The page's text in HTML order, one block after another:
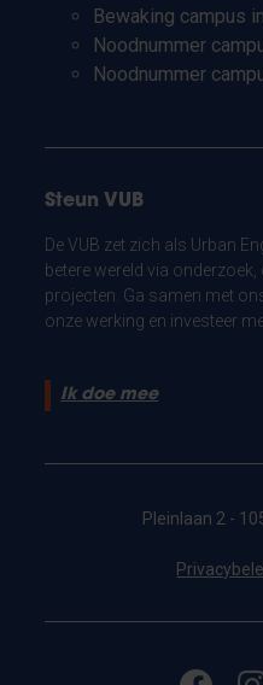
Bewaking campus
Noodnummer
Noodnummer
Steun VUB
De VUB zet zich als Urban
betere wereld via
projecten. Ga samen met
onze werking en investeer
Ik doe mee
Pleinlaan 2 -